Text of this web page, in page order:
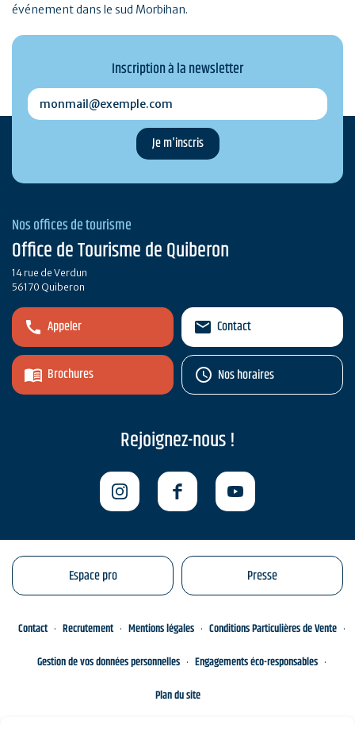
événement dans le sud Morbihan.
Inscription à la newsletter
monmail@exemple.com
Nos offices de tourisme
Office de Tourisme de Quiberon
14 rue de Verdun
56170 Quiberon
Appeler
Brochures
Contact
Nos horaires
Rejoignez-nous !
Espace pro Presse
Contact Recrutement Mentions légales
Conditions Particulières de Vente
Gestion de vos données personnelles
Engagements éco-responsables
Plan du site